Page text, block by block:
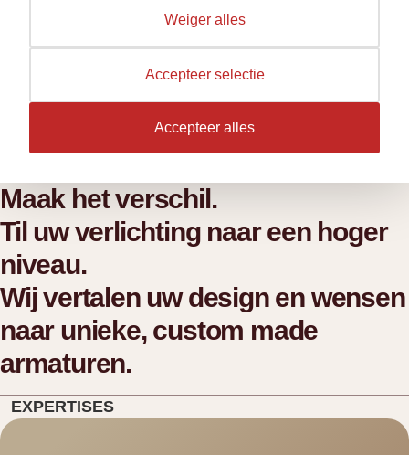
maatwerk LED-
verlichting.
Deskundig lichtadvies voor kantoor, woning, horeca en
retail met kwaliteit van Berla Lighting.
Maak het verschil.
Til uw verlichting naar een hoger
niveau.
Wij vertalen uw design en wensen
naar unieke, custom made
armaturen.
EXPERTISES
Weiger alles
Accepteer selectie
Accepteer alles